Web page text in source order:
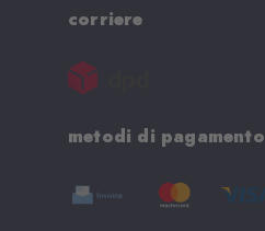
corriere
metodi di pagamento